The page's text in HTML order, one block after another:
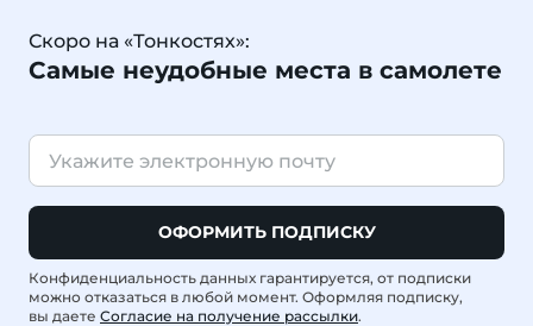
Скоро на «Тонкостях»:
Самые неудобные места в самолете
ОФОРМИТЬ ПОДПИСКУ
Конфиденциальность данных гарантируется, от подписки
можно отказаться в любой момент. Оформляя подписку,
вы даете Согласие на получение рассылки.